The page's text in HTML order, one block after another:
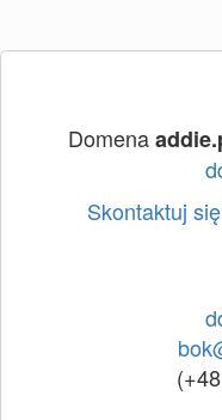
Domena
Skontaktuj się